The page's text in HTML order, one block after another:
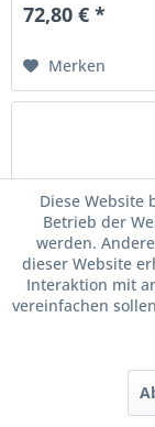
72,80 € *
Merken
Diese Website
Betrieb der
werden.
dieser Website
Interaktion mit
vereinfachen